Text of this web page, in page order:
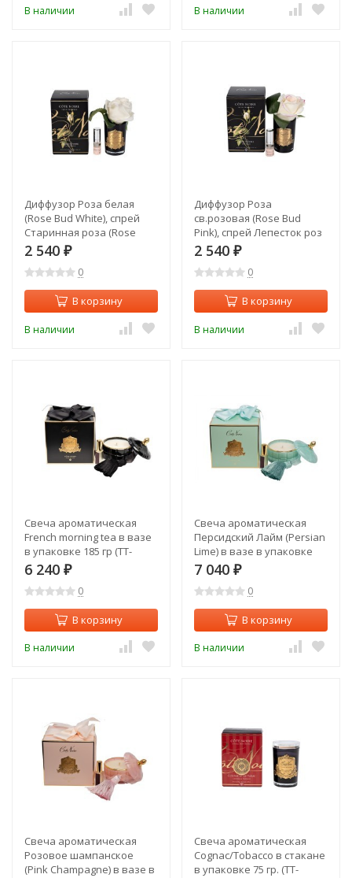
В наличии В наличии
Диффузор Роза белая
(Rose Bud White), спрей
Старинная роза (Rose
Oud) 5мл в упаковке (TT-
00006246)
2 540 ₽
0
В корзину
В наличии
Диффузор Роза
св.розовая (Rose Bud
Pink), спрей Лепесток роз
(Rose Petal) 5мл в упак. (TT-
00006248)
2 540 ₽
0
В корзину
В наличии
Свеча ароматическая
French morning tea в вазе
в упаковке 185 гр (TT-
00007408)
6 240 ₽
0
В корзину
В наличии
Свеча ароматическая
Персидский Лайм (Persian
Lime) в вазе в упаковке
185 гр (TT-00007406)
7 040 ₽
0
В корзину
В наличии
Свеча ароматическая
Розовое шампанское
(Pink Champagne) в вазе в
Свеча ароматическая
Cognac/Tobacco в стакане
в упаковке 75 гр. (TT-